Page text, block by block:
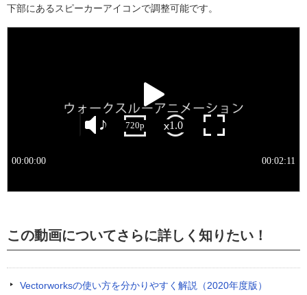
下部にあるスピーカーアイコンで調整可能です。
この動画についてさらに詳しく知りたい！
Vectorworksの使い方を分かりやすく解説（2020年度版）